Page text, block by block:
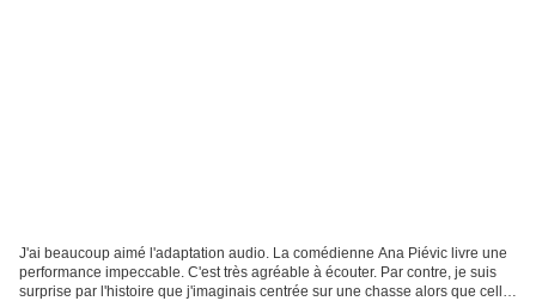
J'ai beaucoup aimé l'adaptation audio. La comédienne Ana Piévic livre une
performance impeccable. C'est très agréable à écouter. Par contre, je suis
surprise par l'histoire que j'imaginais centrée sur une chasse alors que celle-